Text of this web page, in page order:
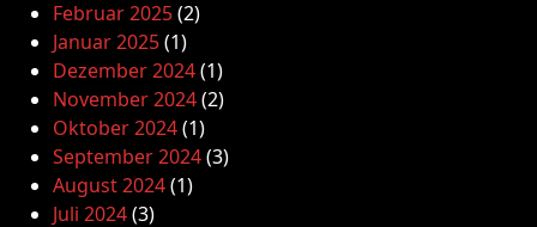
Februar 2025(2)
Januar 2025(1)
Dezember 2024(1)
November 2024(2)
Oktober 2024(1)
September 2024(3)
August 2024(1)
Juli 2024(3)